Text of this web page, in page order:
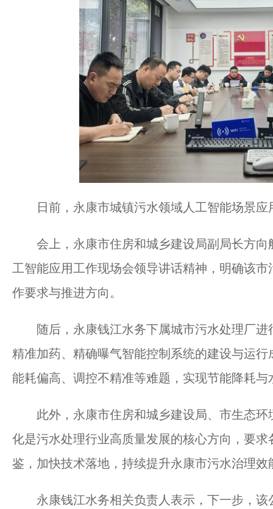
日前，永康市城镇污水领域人工智能场景
会上，永康市住房和城乡建设局副局长方向
工智能应用工作现场会领导讲话精神，明确该
作要求与推进方向。
随后，永康钱江水务下属城市污水处理厂
精准加药、精确曝气智能控制系统的建设与运
能耗偏高、调控不精准等难题，实现节能降耗与
此外，永康市住房和城乡建设局、市生态环
化是污水处理行业高质量发展的核心方向，要
鉴，加快技术落地，持续提升永康市污水治理效
永康钱江水务相关负责人表示，下一步，该